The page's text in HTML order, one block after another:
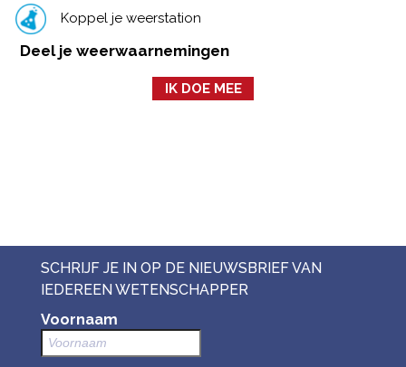
Koppel je weerstation
Deel je weerwaarnemingen
IK DOE MEE
SCHRIJF JE IN OP DE NIEUWSBRIEF VAN
IEDEREEN WETENSCHAPPER
Voornaam